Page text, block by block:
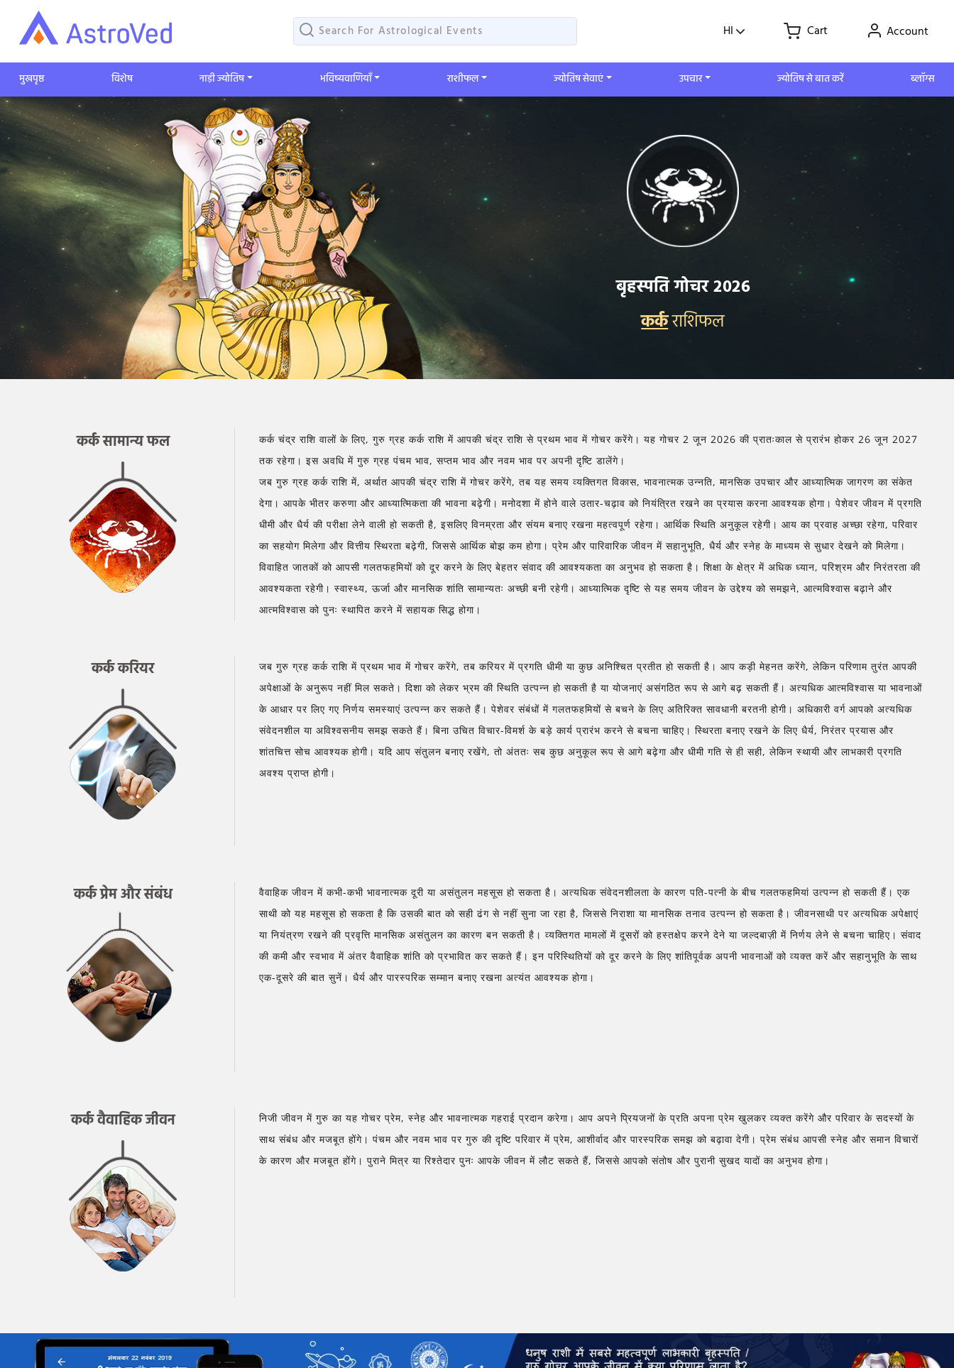
HI Cart Account
मुखपृष्ठ विशेष ​नाड़ी ज्योतिष भविष्यवाणियाँ ​राशीफल ज्योतिष सेवाएं उपचार ज्योतिष से बात करें ब्लॉग्स
बृहस्पति गोचर 2026
कर्कराशिफल
कर्क सामान्य फल
कर्क चंद्र राशि वालों के लिए, गुरु ग्रह कर्क राशि में आपकी चंद्र राशि से प्रथम भाव में गोचर करेंगे। यह गोचर 2 जून 2026 की प्रातःकाल से प्रारंभ होकर 26 जून 2027
तक रहेगा। इस अवधि में गुरु ग्रह पंचम भाव, सप्तम भाव और नवम भाव पर अपनी दृष्टि डालेंगे।
जब गुरु ग्रह कर्क राशि में, अर्थात आपकी चंद्र राशि में गोचर करेंगे, तब यह समय व्यक्तिगत विकास, भावनात्मक उन्नति, मानसिक उपचार और आध्यात्मिक जागरण का संकेत
देगा। आपके भीतर करुणा और आध्यात्मिकता की भावना बढ़ेगी। मनोदशा में होने वाले उतार-चढ़ाव को नियंत्रित रखने का प्रयास करना आवश्यक होगा। पेशेवर जीवन में प्रगति
धीमी और धैर्य की परीक्षा लेने वाली हो सकती है, इसलिए विनम्रता और संयम बनाए रखना महत्वपूर्ण रहेगा। आर्थिक स्थिति अनुकूल रहेगी। आय का प्रवाह अच्छा रहेगा, परिवार
का सहयोग मिलेगा और वित्तीय स्थिरता बढ़ेगी, जिससे आर्थिक बोझ कम होगा। प्रेम और पारिवारिक जीवन में सहानुभूति, धैर्य और स्नेह के माध्यम से सुधार देखने को मिलेगा।
विवाहित जातकों को आपसी गलतफहमियों को दूर करने के लिए बेहतर संवाद की आवश्यकता का अनुभव हो सकता है। शिक्षा के क्षेत्र में अधिक ध्यान, परिश्रम और निरंतरता की
आवश्यकता रहेगी। स्वास्थ्य, ऊर्जा और मानसिक शांति सामान्यतः अच्छी बनी रहेगी। आध्यात्मिक दृष्टि से यह समय जीवन के उद्देश्य को समझने, आत्मविश्वास बढ़ाने और
आत्मविश्वास को पुनः स्थापित करने में सहायक सिद्ध होगा।
कर्क करियर
जब गुरु ग्रह कर्क राशि में प्रथम भाव में गोचर करेंगे, तब करियर में प्रगति धीमी या कुछ अनिश्चित प्रतीत हो सकती है। आप कड़ी मेहनत करेंगे, लेकिन परिणाम तुरंत आपकी
अपेक्षाओं के अनुरूप नहीं मिल सकते। दिशा को लेकर भ्रम की स्थिति उत्पन्न हो सकती है या योजनाएं असंगठित रूप से आगे बढ़ सकती हैं। अत्यधिक आत्मविश्वास या भावनाओं
के आधार पर लिए गए निर्णय समस्याएं उत्पन्न कर सकते हैं। पेशेवर संबंधों में गलतफहमियों से बचने के लिए अतिरिक्त सावधानी बरतनी होगी। अधिकारी वर्ग आपको अत्यधिक
संवेदनशील या अविश्वसनीय समझ सकते हैं। बिना उचित विचार-विमर्श के बड़े कार्य प्रारंभ करने से बचना चाहिए। स्थिरता बनाए रखने के लिए धैर्य, निरंतर प्रयास और
शांतचित्त सोच आवश्यक होगी। यदि आप संतुलन बनाए रखेंगे, तो अंततः सब कुछ अनुकूल रूप से आगे बढ़ेगा और धीमी गति से ही सही, लेकिन स्थायी और लाभकारी प्रगति
अवश्य प्राप्त होगी।
कर्क प्रेम और संबंध
वैवाहिक जीवन में कभी-कभी भावनात्मक दूरी या असंतुलन महसूस हो सकता है। अत्यधिक संवेदनशीलता के कारण पति-पत्नी के बीच गलतफहमियां उत्पन्न हो सकती हैं। एक
साथी को यह महसूस हो सकता है कि उसकी बात को सही ढंग से नहीं सुना जा रहा है, जिससे निराशा या मानसिक तनाव उत्पन्न हो सकता है। जीवनसाथी पर अत्यधिक अपेक्षाएं
या नियंत्रण रखने की प्रवृत्ति मानसिक असंतुलन का कारण बन सकती है। व्यक्तिगत मामलों में दूसरों को हस्तक्षेप करने देने या जल्दबाज़ी में निर्णय लेने से बचना चाहिए। संवाद
की कमी और स्वभाव में अंतर वैवाहिक शांति को प्रभावित कर सकते हैं। इन परिस्थितियों को दूर करने के लिए शांतिपूर्वक अपनी भावनाओं को व्यक्त करें और सहानुभूति के साथ
एक-दूसरे की बात सुनें। धैर्य और पारस्परिक सम्मान बनाए रखना अत्यंत आवश्यक होगा।
कर्क वैवाहिक जीवन
निजी जीवन में गुरु का यह गोचर प्रेम, स्नेह और भावनात्मक गहराई प्रदान करेगा। आप अपने प्रियजनों के प्रति अपना प्रेम खुलकर व्यक्त करेंगे और परिवार के सदस्यों के
साथ संबंध और मजबूत होंगे। पंचम और नवम भाव पर गुरु की दृष्टि परिवार में प्रेम, आशीर्वाद और पारस्परिक समझ को बढ़ावा देगी। प्रेम संबंध आपसी स्नेह और समान विचारों
के कारण और मजबूत होंगे। पुराने मित्र या रिश्तेदार पुनः आपके जीवन में लौट सकते हैं, जिससे आपको संतोष और पुरानी सुखद यादों का अनुभव होगा।